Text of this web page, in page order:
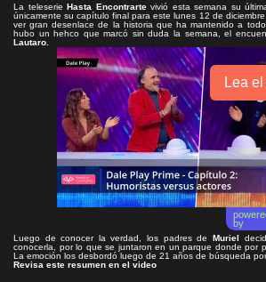
La teleserie Hasta Encontrarte vivió esta semana su
únicamente su capítulo final para este lunes 12 de
ver gran desenlace de la historia que ha mantenido a
hubo un hehco que marcó sin duda la semana, el
Lautaro.
Lea
by
Luego de conocer la verdad, los padres de Muriel
conocerla, por lo que se juntaron en un parque donde por
La emoción los desbordó luego de 21 años de búsqueda
Revisa este resumen en el video